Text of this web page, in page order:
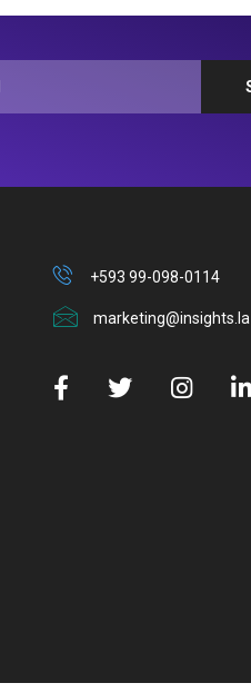
+593 99-098-0114
marketing@insights.la